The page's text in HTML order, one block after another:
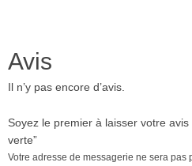
Avis
Il n’y pas encore d’avis.
Soyez le premier à laisser votre
verte”
Votre adresse de messagerie ne sera pas